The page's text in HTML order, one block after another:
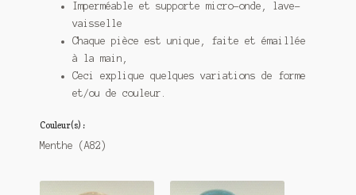
Imperméable et supporte micro-onde, lave-
vaisselle
Chaque pièce est unique, faite et émaillée
à la main,
Ceci explique quelques variations de forme
et/ou de couleur.
Couleur(s) :
Menthe (A82)